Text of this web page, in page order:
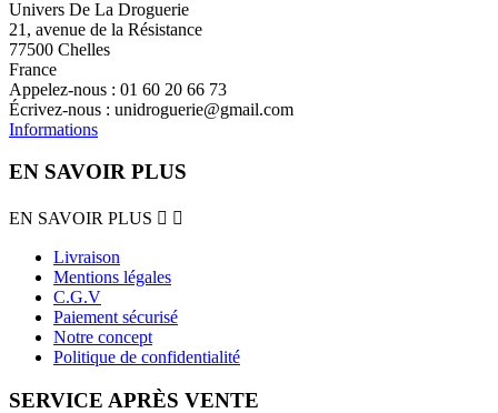
Univers De La Droguerie
21, avenue de la Résistance
77500 Chelles
France
Appelez-nous : 01 60 20 66 73
Écrivez-nous : unidroguerie@gmail.com
Informations
EN SAVOIR PLUS
EN SAVOIR PLUS  
Livraison
Mentions légales
C.G.V
Paiement sécurisé
Notre concept
Politique de confidentialité
SERVICE APRÈS VENTE